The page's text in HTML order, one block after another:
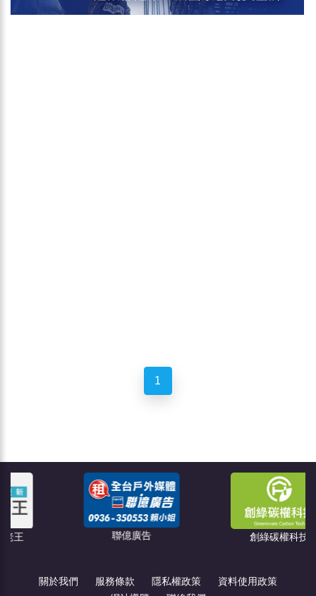
1
聯億廣告 創綠碳權科技
關於我們 服務條款 隱私權政策
資料使用政策